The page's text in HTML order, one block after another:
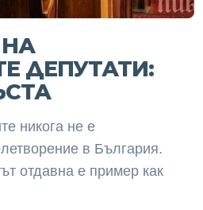
ДЕПУТАТИ:
никога не е
в България.
отдавна е пример как